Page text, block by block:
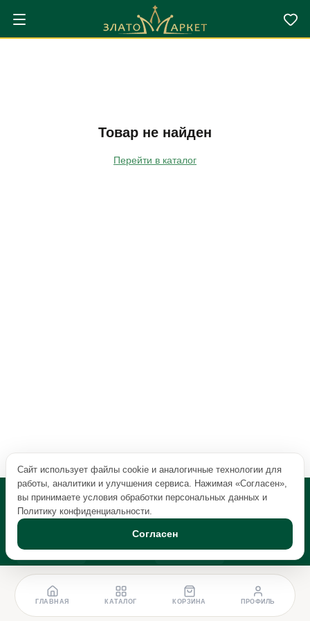
Товар не найден
Перейти в каталог
ГЛАВНАЯ КАТАЛОГ КОРЗИНА ПРОФИЛЬ
Сайт использует файлы cookie и аналогичные технологии для
работы, аналитики и улучшения сервиса. Нажимая «Согласен»,
вы принимаете условия обработки персональных данных и
Политику конфиденциальности.
Согласен